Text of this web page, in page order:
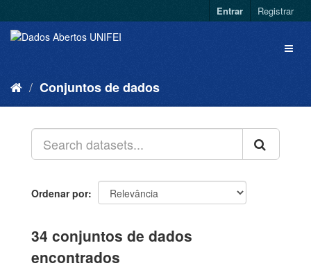
Entrar Registrar
Conjuntos de dados
Ordenar por
34 conjuntos de dados
encontrados